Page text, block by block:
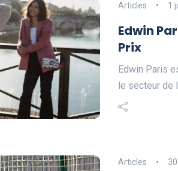
Articles 1
Edwin
Prix
Edwin Paris
le secteur de
Articles